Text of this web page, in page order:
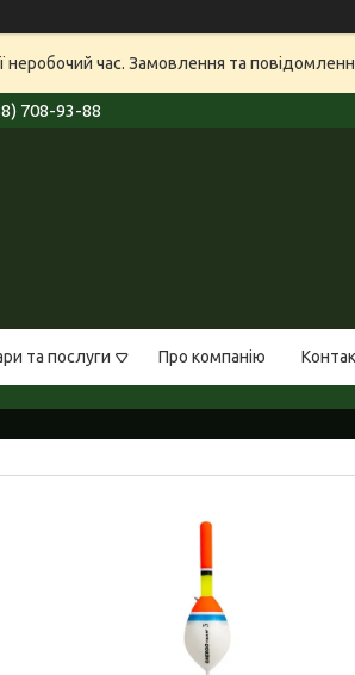
неробочий час. Замовлення та
708-93-88
та послуги Про компанію